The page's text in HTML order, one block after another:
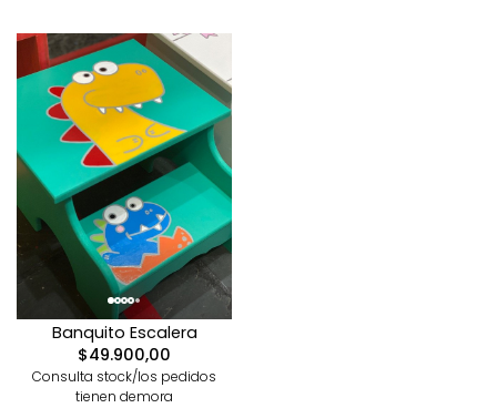
Banquito Escalera
$49.900,00
Consulta stock/los pedidos
tienen demora